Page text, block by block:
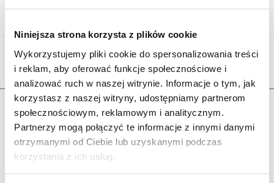
Niniejsza strona korzysta z plików cookie
Wykorzystujemy pliki cookie do spersonalizowania treści
i reklam, aby oferować funkcje społecznościowe i
analizować ruch w naszej witrynie. Informacje o tym, jak
korzystasz z naszej witryny, udostępniamy partnerom
społecznościowym, reklamowym i analitycznym.
Partnerzy mogą połączyć te informacje z innymi danymi
otrzymanymi od Ciebie lub uzyskanymi podczas
korzystania z ich usług.
Ten produkt jest niedostępny.
Zamówienia
Olsen
Polecane kategorie